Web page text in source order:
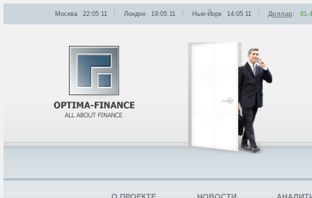
Москва 22:05: 11 Лондон 19:05: 11 Нью-Йорк 14:05: 11 Доллар: